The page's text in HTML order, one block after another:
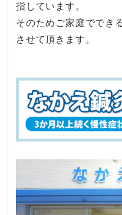
指しています。
そのためご家庭ででき
させて頂きます。